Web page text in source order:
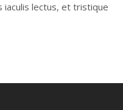
lectus, et tristique